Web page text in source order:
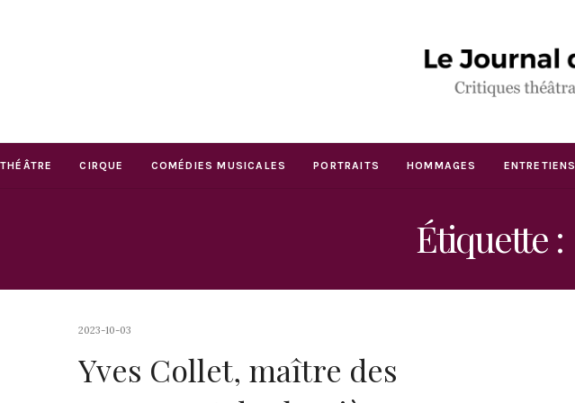
THÉÂTRE CIRQUE COMÉDIES MUSICALES PORTRAITS HOMMAGES ENTRETIENS
Étiquette :
2023-10-03
Yves Collet, maître des